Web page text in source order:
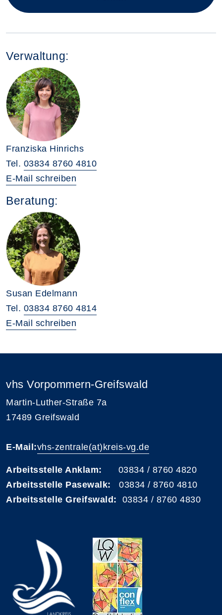
Verwaltung:
Franziska Hinrichs
Tel. 03834 8760 4810
E-Mail schreiben
Beratung:
Susan Edelmann
Tel. 03834 8760 4814
E-Mail schreiben
vhs Vorpommern-Greifswald
Martin-Luther-Straße 7a
17489 Greifswald
E-Mail:vhs-zentrale(at)kreis-vg.de
Arbeitsstelle Anklam: 03834 / 8760 4820
Arbeitsstelle Pasewalk: 03834 / 8760 4810
Arbeitsstelle Greifswald: 03834 / 8760 4830